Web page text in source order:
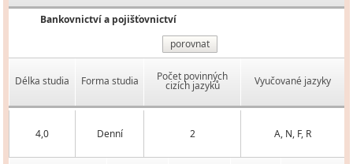
Bankovnictví a pojišťovnictví
porovnat
Délka studia Forma studia Počet povinných
cizích jazyků Vyučované jazyky
4,0 Denní 2 A, N, F, R